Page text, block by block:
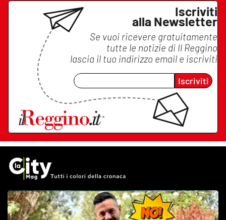
Iscriviti
alla Newsletter
Se vuoi ricevere gratuitamente
tutte le notizie di Il Reggino
lascia il tuo indirizzo email e iscriviti
Iscriviti